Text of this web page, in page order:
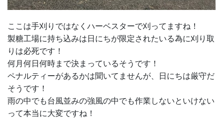
ここは手刈りではなくハーベスターで刈ってますね！
製糖工場に持ち込みは日にちが限定されたいる為に刈り取
りは必死です！
何月何日何時まで決まっているそうです！
ペナルティーがあるかは聞いてませんが、日にちは厳守だ
そうです！
雨の中でも台風並みの強風の中でも作業しないといけない
って本当に大変ですね！